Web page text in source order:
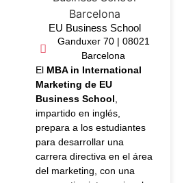
EU Business School
Ganduxer 70 | 08021
Barcelona
El MBA in International
Marketing de EU
Business School,
impartido en inglés,
prepara a los estudiantes
para desarrollar una
carrera directiva en el área
del marketing, con una